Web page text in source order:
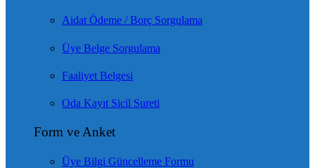
Aidat Ödeme / Borç Sorgulama
Üye Belge Sorgulama
Faaliyet Belgesi
Oda Kayıt Sicil Sureti
Form ve Anket
Üye Bilgi Güncelleme Formu